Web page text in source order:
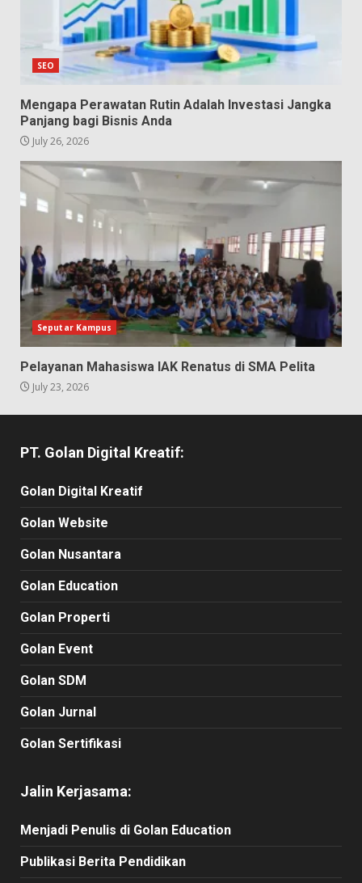
SEO
Mengapa Perawatan Rutin Adalah Investasi Jangka
Panjang bagi Bisnis Anda
July 26, 2026
Seputar Kampus
Pelayanan Mahasiswa IAK Renatus di SMA Pelita
July 23, 2026
PT. Golan Digital Kreatif:
Golan Digital Kreatif
Golan Website
Golan Nusantara
Golan Education
Golan Properti
Golan Event
Golan SDM
Golan Jurnal
Golan Sertifikasi
Jalin Kerjasama:
Menjadi Penulis di Golan Education
Publikasi Berita Pendidikan